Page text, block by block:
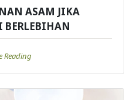
ASAM JIKA
Reading